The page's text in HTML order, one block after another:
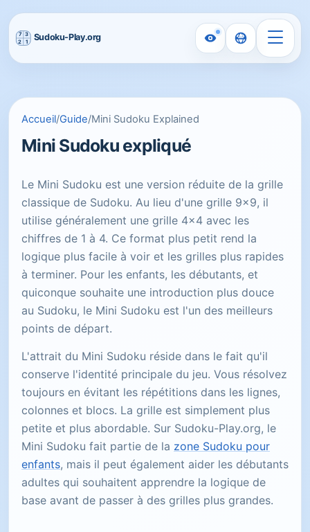
Accueil/Guide/Mini Sudoku Explained
Mini Sudoku expliqué
Le Mini Sudoku est une version réduite de la grille
classique de Sudoku. Au lieu d'une grille 9x9, il
utilise généralement une grille 4x4 avec les
chiffres de 1 à 4. Ce format plus petit rend la
logique plus facile à voir et les grilles plus rapides
à terminer. Pour les enfants, les débutants, et
quiconque souhaite une introduction plus douce
au Sudoku, le Mini Sudoku est l'un des meilleurs
points de départ.
L'attrait du Mini Sudoku réside dans le fait qu'il
conserve l'identité principale du jeu. Vous résolvez
toujours en évitant les répétitions dans les lignes,
colonnes et blocs. La grille est simplement plus
petite et plus abordable. Sur Sudoku-Play.org, le
Mini Sudoku fait partie de la zone Sudoku pour
enfants, mais il peut également aider les débutants
adultes qui souhaitent apprendre la logique de
base avant de passer à des grilles plus grandes.